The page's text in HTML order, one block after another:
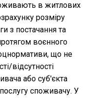
в житлових
розміру
з постачання та
воєнного
що не
відсутності
або суб'єкта
споживачу. У